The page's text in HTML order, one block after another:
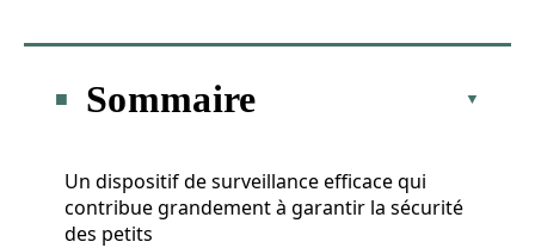
Sommaire
Un dispositif de surveillance efficace qui
contribue grandement à garantir la sécurité
des petits